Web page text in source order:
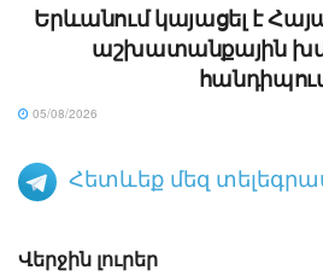
Երևանում կայացել է
աշխատանքային
05/08/2026
Հետևեք մեզ
Վերջին լուրեր